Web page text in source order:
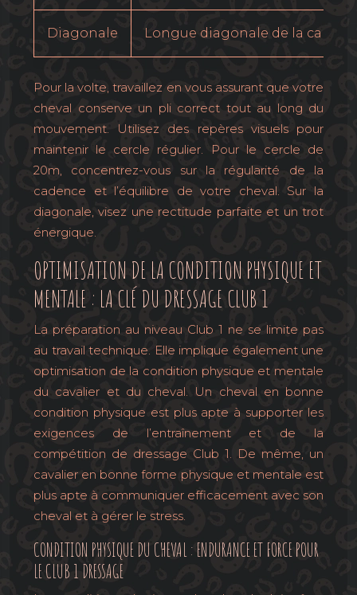
Diagonale Longue diagonale de la
Pour la volte, travaillez en vous assurant que votre
cheval conserve un pli correct tout au long du
mouvement. Utilisez des repères visuels pour
maintenir le cercle régulier. Pour le cercle de
20m, concentrez-vous sur la régularité de la
cadence et l’équilibre de votre cheval. Sur la
diagonale, visez une rectitude parfaite et un trot
énergique.
OPTIMISATION DE LA CONDITION PHYSIQUE ET
MENTALE : LA CLÉ DU DRESSAGE CLUB 1
La préparation au niveau Club 1 ne se limite pas
au travail technique. Elle implique également une
optimisation de la condition physique et mentale
du cavalier et du cheval. Un cheval en bonne
condition physique est plus apte à supporter les
exigences de l’entraînement et de la
compétition de dressage Club 1. De même, un
cavalier en bonne forme physique et mentale est
plus apte à communiquer efficacement avec son
cheval et à gérer le stress.
CONDITION PHYSIQUE DU CHEVAL : ENDURANCE ET FORCE POUR
LE CLUB 1 DRESSAGE